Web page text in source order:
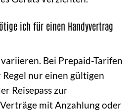
ich für einen Handyvertrag
Bei Prepaid-Tarifen
nur einen gültigen
Reisepass zur
mit Anzahlung oder